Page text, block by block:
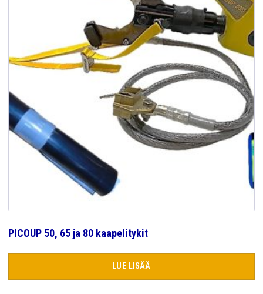
PICOUP 50, 65 ja 80 kaapelitykit
LUE LISÄÄ